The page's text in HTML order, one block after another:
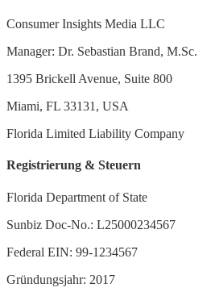
Consumer Insights Media LLC
Manager: Dr. Sebastian Brand, M.Sc.
1395 Brickell Avenue, Suite 800
Miami, FL 33131, USA
Florida Limited Liability Company
Registrierung & Steuern
Florida Department of State
Sunbiz Doc-No.: L25000234567
Federal EIN: 99-1234567
Gründungsjahr: 2017